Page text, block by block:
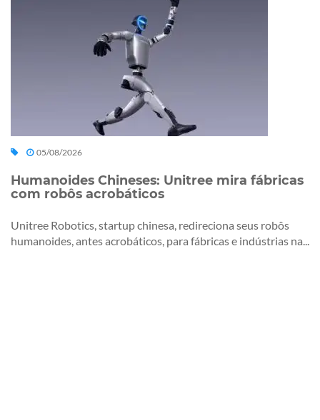
05/08/2026
Humanoides Chineses: Unitree mira fábricas
com robôs acrobáticos
Unitree Robotics, startup chinesa, redireciona seus robôs
humanoides, antes acrobáticos, para fábricas e indústrias na...